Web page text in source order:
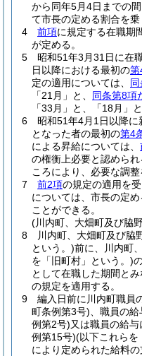
から同年5月4日までの
て市長の定める割合を乗
4
前項に規定する在職期
が定める。
5
昭和51年3月31日に在
日以降における最初の第
定の適用については、
「21月」と、 同条第8項
「33月」と、「18月」
6
昭和51年4月1日以降
となった者の最初の第4
による昇給については、
の権衡上必要と認めら
ころにより、必要な調整
7
前2項の規定の適用を
については、市長の定
ことができる。
(川内町、大畑町及び脇
8
川内町、大畑町及び脇
という。)前に、川内町
を「旧町村」という。)
として在職した期間とみ
の規定を適用する。
9
編入日前に川内町職員
町条例第3号) 、職員の
例第2号)又は職員の給与
例第15号)(以下これらを
により定められた給料